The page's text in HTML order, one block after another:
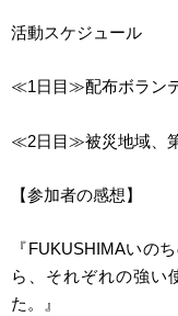
活動スケジュール
≪1日目≫配布ボラン
≪2日目≫被災地域、
【参加者の感想】
『FUKUSHIMAいの
ら、 それぞれの強い
た。』